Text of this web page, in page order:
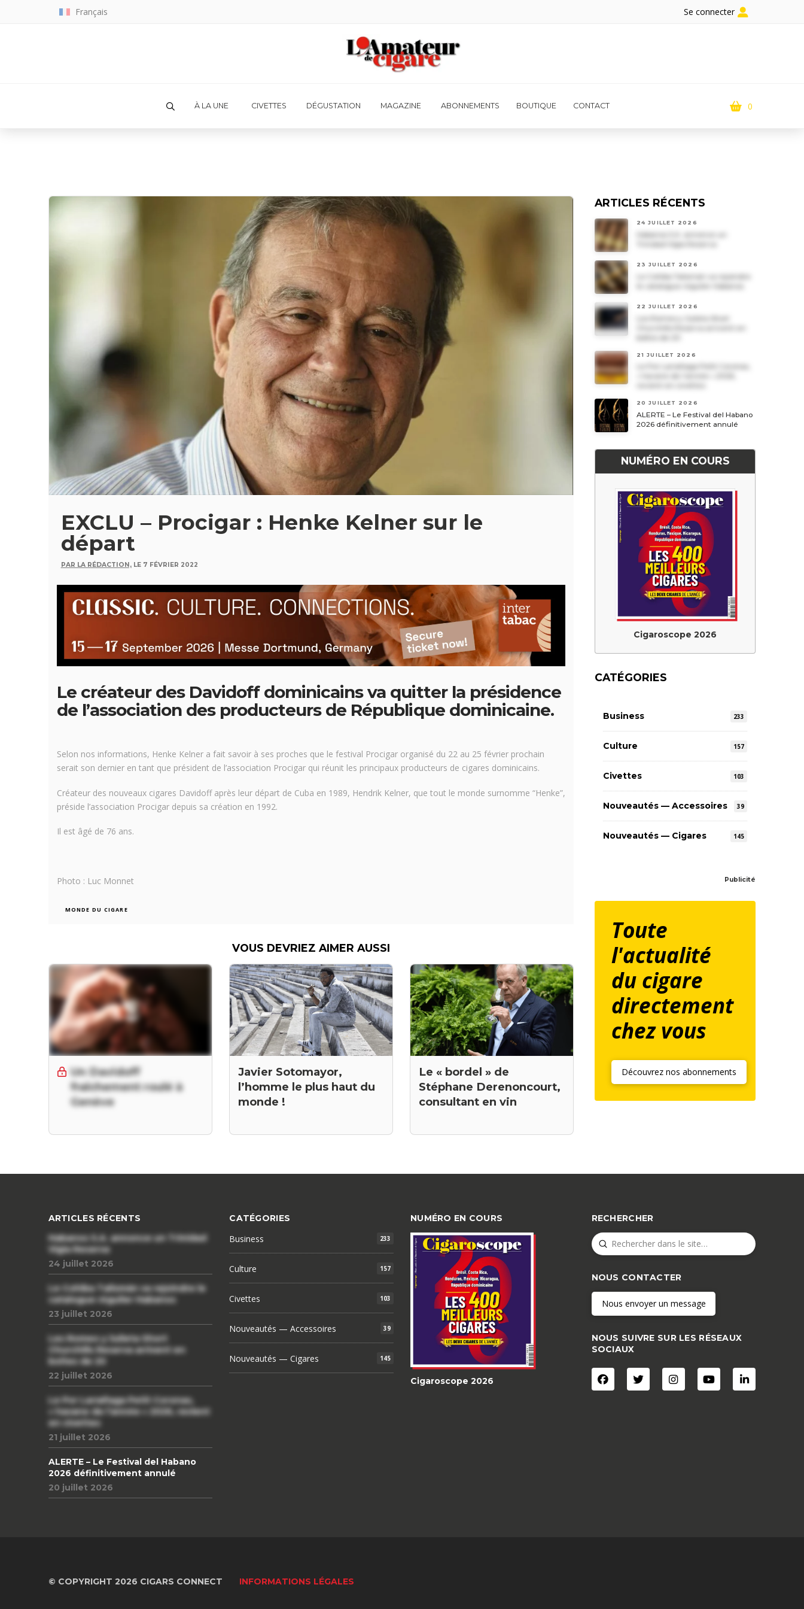
Français Se connecter
À LA UNE CIVETTES DÉGUSTATION MAGAZINE ABONNEMENTS BOUTIQUE CONTACT 0
EXCLU – Procigar : Henke Kelner sur le
départ
PAR LA RÉDACTION, LE 7 FÉVRIER 2022
Le créateur des Davidoff dominicains va quitter la présidence
de l’association des producteurs de République dominicaine.
Selon nos informations, Henke Kelner a fait savoir à ses proches que le festival Procigar organisé du 22 au 25 février prochain
serait son dernier en tant que président de l’association Procigar qui réunit les principaux producteurs de cigares dominicains.
Créateur des nouveaux cigares Davidoff après leur départ de Cuba en 1989, Hendrik Kelner, que tout le monde surnomme “Henke”,
préside l’association Procigar depuis sa création en 1992.
Il est âgé de 76 ans.
Photo : Luc Monnet
MONDE DU CIGARE
VOUS DEVRIEZ AIMER AUSSI
Un Davidoff
fraîchement roulé à
Genève
Javier Sotomayor,
l’homme le plus haut du
monde !
Le « bordel » de
Stéphane Derenoncourt,
consultant en vin
ARTICLES RÉCENTS
24 JUILLET 2026
Habanos S.A. annonce un
Trinidad Vigia Reserva
23 JUILLET 2026
Le Cohiba Talismán va rejoindre
le catalogue régulier Habanos
22 JUILLET 2026
Les Romeo y Julieta Short
21 JUILLET 2026
Le Por Larrañaga Petit Coronas,
20 JUILLET 2026
ALERTE – Le Festival del Habano
2026 définitivement annulé
NUMÉRO EN COURS
Cigaroscope 2026
CATÉGORIES
Business 233
Culture 157
Civettes 103
Nouveautés — Accessoires 39
Nouveautés — Cigares 145
Publicité
Toute
l'actualité
du cigare
directement
chez vous
Découvrez nos abonnements
ARTICLES RÉCENTS
Habanos S.A. annonce un Trinidad
Vigia Reserva
24 juillet 2026
Le Cohiba Talismán va rejoindre le
catalogue régulier Habanos
23 juillet 2026
Les Romeo y Julieta Short
Churchills Reserva arrivent en
boîtes de 20
22 juillet 2026
Le Por Larrañaga Petit Coronas,
« havane de l’année » 2026, revient
en civettes
21 juillet 2026
ALERTE – Le Festival del Habano
2026 définitivement annulé
20 juillet 2026
CATÉGORIES
Business 233
Culture 157
Civettes 103
Nouveautés — Accessoires 39
Nouveautés — Cigares 145
NUMÉRO EN COURS
Cigaroscope 2026
RECHERCHER
Search
Submit
NOUS CONTACTER
Nous envoyer un message
NOUS SUIVRE SUR LES RÉSEAUX
SOCIAUX
© COPYRIGHT 2026 CIGARS CONNECT INFORMATIONS LÉGALES